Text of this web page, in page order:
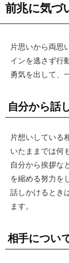
前兆に気づ
片思いから両思
インを逃さず行
勇気を出して、
自分から話
片想いしている
いたままでは何
自分から挨拶な
を縮める努力を
話しかけるとき
ます。
相手につい